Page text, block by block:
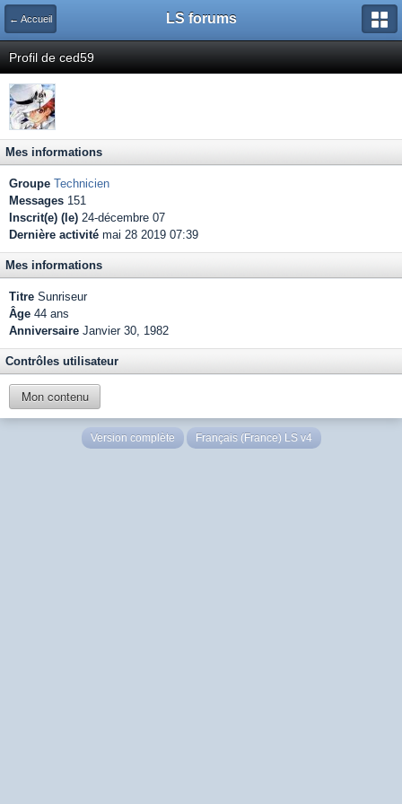
← Accueil LS forums
Profil de ced59
Mes informations
Groupe Technicien
Messages 151
Inscrit(e) (le) 24-décembre 07
Dernière activité mai 28 2019 07:39
Mes informations
Titre Sunriseur
Âge 44 ans
Anniversaire Janvier 30, 1982
Contrôles utilisateur
Mon contenu
Version complète Français (France) LS v4